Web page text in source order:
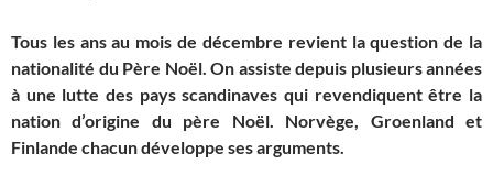
Tous les ans au mois de décembre revient la question de la
nationalité du Père Noël. On assiste depuis plusieurs années
à une lutte des pays scandinaves qui revendiquent être la
nation d’origine du père Noël. Norvège, Groenland et
Finlande chacun développe ses arguments.